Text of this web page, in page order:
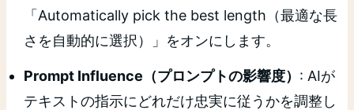
「Automatically pick the best length（最適な長
さを自動的に選択）」をオンにします。
Prompt Influence（プロンプトの影響度） : AIが
テキストの指示にどれだけ忠実に従うかを調整し